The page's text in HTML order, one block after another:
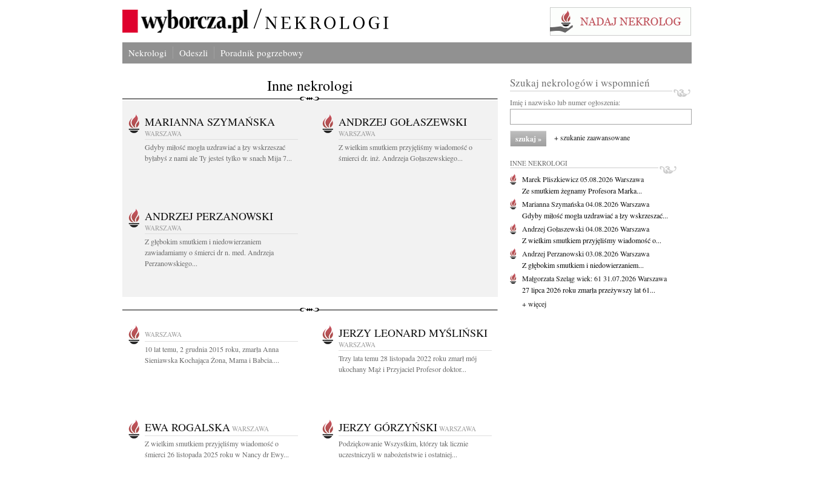
Nekrologi Odeszli Poradnik pogrzebowy
Inne nekrologi
MARIANNA SZYMAŃSKA
WARSZAWA
Gdyby miłość mogła uzdrawiać a łzy wskrzeszać
byłabyś z nami ale Ty jesteś tylko w snach Mija 7...
ANDRZEJ GOŁASZEWSKI
WARSZAWA
Z wielkim smutkiem przyjęliśmy wiadomość o
śmierci dr. inż. Andrzeja Gołaszewskiego...
ANDRZEJ PERZANOWSKI
WARSZAWA
Z głębokim smutkiem i niedowierzaniem
zawiadamiamy o śmierci dr n. med. Andrzeja
Perzanowskiego...
WARSZAWA
10 lat temu, 2 grudnia 2015 roku, zmarła Anna
Sieniawska Kochająca Żona, Mama i Babcia....
JERZY LEONARD MYŚLIŃSKI
WARSZAWA
Trzy lata temu 28 listopada 2022 roku zmarł mój
ukochany Mąż i Przyjaciel Profesor doktor...
EWA ROGALSKA WARSZAWA
Z wielkim smutkiem przyjęliśmy wiadomość o
śmierci 26 listopada 2025 roku w Nancy dr Ewy...
JERZY GÓRZYŃSKI WARSZAWA
Podziękowanie Wszystkim, którzy tak licznie
uczestniczyli w nabożeństwie i ostatniej...
Szukaj nekrologów i wspomnień
Imię i nazwisko lub numer ogłoszenia:
+ szukanie zaawansowane
INNE NEKROLOGI
Marek Pliszkiewicz05.08.2026Warszawa
Ze smutkiem żegnamy Profesora Marka...
Marianna Szymańska04.08.2026Warszawa
Gdyby miłość mogła uzdrawiać a łzy wskrzeszać...
Andrzej Gołaszewski04.08.2026Warszawa
Z wielkim smutkiem przyjęliśmy wiadomość o...
Andrzej Perzanowski03.08.2026Warszawa
Z głębokim smutkiem i niedowierzaniem...
Małgorzata Szelągwiek: 61 31.07.2026Warszawa
27 lipca 2026 roku zmarła przeżywszy lat 61...
+ więcej